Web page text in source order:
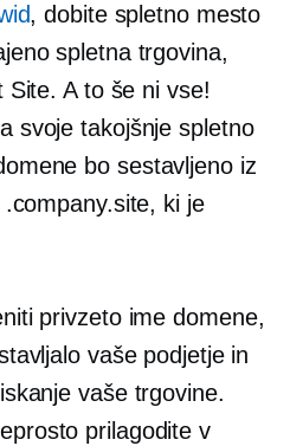
, dobite spletno mesto
spletna trgovina,
A to še ni vse!
svoje takojšnje spletno
bo sestavljeno iz
ki je
privzeto ime domene,
vaše podjetje in
vaše trgovine.
prilagodite v